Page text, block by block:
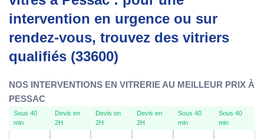
intervention en urgence ou sur
rendez-vous, trouvez des vitriers
qualifiés (33600)
NOS INTERVENTIONS EN VITRERIE AU MEILLEUR PRIX À
PESSAC
Sous 40
min
Devis en
2H
Devis en
2H
Devis en
2H
Sous 40
min
Sous 40
min